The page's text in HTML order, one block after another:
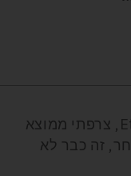
מותג מכוניות העל בוגאטי נוסד בתחילת המאה הקודמת על ידי Ettore Bugatti, צרפתי ממוצא
זה כבר לא